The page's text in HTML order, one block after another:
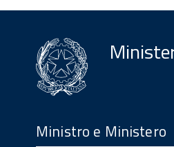
Menu
Footer
Ministro e Ministero